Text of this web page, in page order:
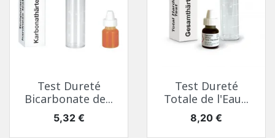
Test Dureté
Bicarbonate de...
Prix
5,32 €
Test Dureté
Totale de l'Eau...
Prix
8,20 €